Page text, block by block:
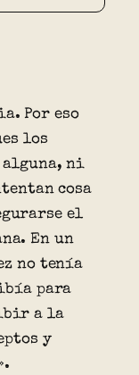
Por eso
los
alguna, ni
cosa
el
En un
no tenía
para
a la
y